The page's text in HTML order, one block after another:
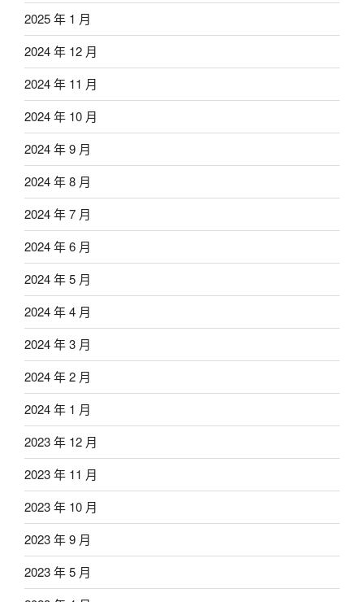
2025 年 1 月
2024 年 12 月
2024 年 11 月
2024 年 10 月
2024 年 9 月
2024 年 8 月
2024 年 7 月
2024 年 6 月
2024 年 5 月
2024 年 4 月
2024 年 3 月
2024 年 2 月
2024 年 1 月
2023 年 12 月
2023 年 11 月
2023 年 10 月
2023 年 9 月
2023 年 5 月